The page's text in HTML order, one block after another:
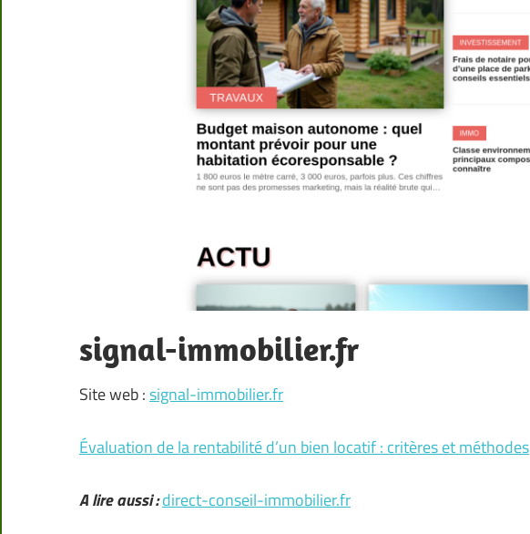
signal-immobilier.fr
Site web :signal-immobilier.fr
Évaluation de la rentabilité d’un bien locatif : critères et méthodes
A lire aussi :direct-conseil-immobilier.fr